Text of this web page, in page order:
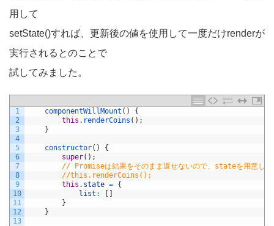
用して
setState()すれば、更新後の値を使用して一度だけrenderが
実行されるとのことで
試してみました。
1
2
3
4
5
6
7
8
9
10
11
12
13
componentWillMount ( )
{
this . renderCoins ( ) ;
}
constructor( )
{
super( ) ;
// Promiseは結果をそのまま返せないので、stateを用意して
//this.renderCoins();
this . state = {
list : [ ]
}
}